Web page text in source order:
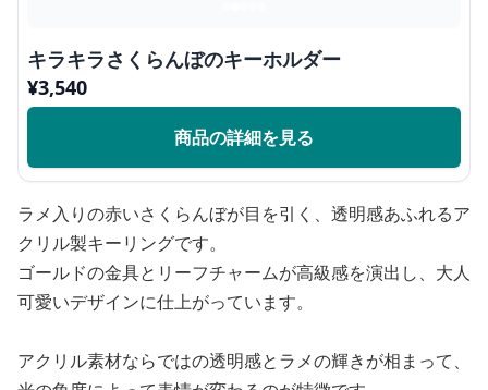
キラキラさくらんぼのキーホルダー
¥3,540
商品の詳細を見る
ラメ入りの赤いさくらんぼが目を引く、透明感あふれるア
クリル製キーリングです。
ゴールドの金具とリーフチャームが高級感を演出し、大人
可愛いデザインに仕上がっています。
アクリル素材ならではの透明感とラメの輝きが相まって、